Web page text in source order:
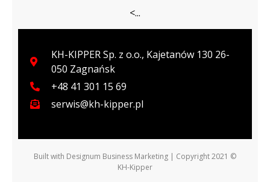
<...
KH-KIPPER Sp. z o.o., Kajetanów 130 26-
050 Zagnańsk
+48 41 301 15 69
serwis@kh-kipper.pl
Built with Designum Business Marketing | Copyright 2021 ©
KH-Kipper